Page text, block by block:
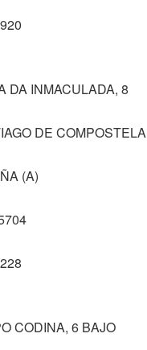
DA INMACULADA, 8
DE COMPOSTELA
(A)
CODINA, 6 BAJO